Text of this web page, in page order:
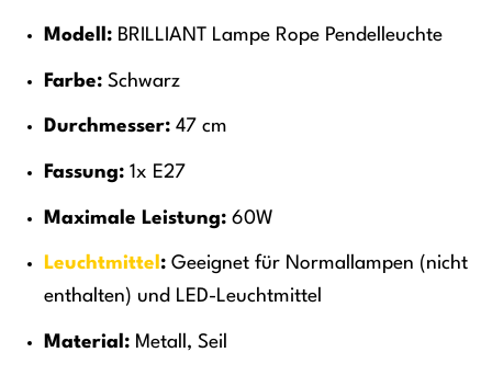
Modell:BRILLIANT Lampe Rope Pendelleuchte
Farbe:Schwarz
Durchmesser:47 cm
Fassung:1x E27
Maximale Leistung:60W
Leuchtmittel :Geeignet für Normallampen (nicht
enthalten) und LED-Leuchtmittel
Material:Metall, Seil